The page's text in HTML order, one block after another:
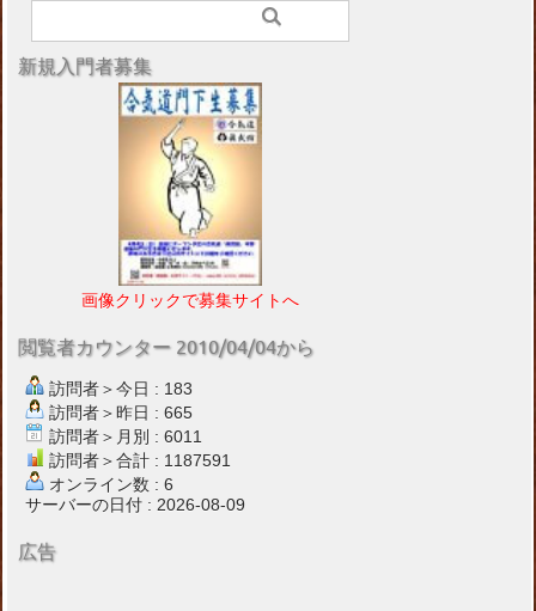
新規入門者募集
画像クリックで募集サイトへ
閲覧者カウンター 2010/04/04から
訪問者＞今日 : 183
訪問者＞昨日 : 665
訪問者＞月別 : 6011
訪問者＞合計 : 1187591
オンライン数 : 6
サーバーの日付 : 2026-08-09
広告